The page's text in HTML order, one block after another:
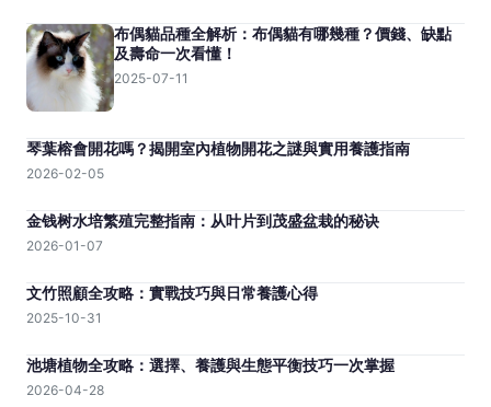
布偶貓品種全解析：布偶貓有哪幾種？價錢、缺點
及壽命一次看懂！
2025-07-11
琴葉榕會開花嗎？揭開室內植物開花之謎與實用養護指南
2026-02-05
金钱树水培繁殖完整指南：从叶片到茂盛盆栽的秘诀
2026-01-07
文竹照顧全攻略：實戰技巧與日常養護心得
2025-10-31
池塘植物全攻略：選擇、養護與生態平衡技巧一次掌握
2026-04-28